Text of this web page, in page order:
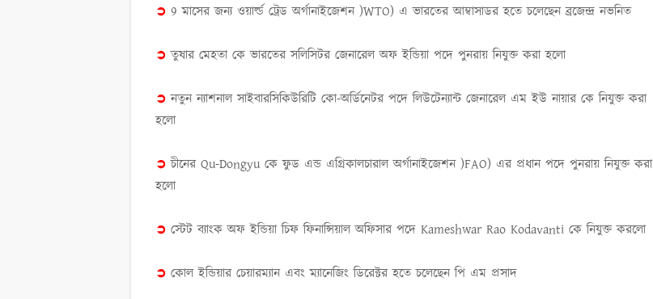
➲ 9মাসের জন্য ওয়ার্ল্ড ট্রেড অর্গানাইজেশন (WTO) এ ভারতের আম্বাসাডর হতে চলেছেন ব্রজেন্দ্র নভনিত
➲ তুষার মেহতা কে ভারতের সলিসিটর জেনারেল অফ ইন্ডিয়া পদে পুনরায় নিযুক্ত করা হলো
➲ নতুন ন্যাশনাল সাইবারসিকিউরিটি কো-অর্ডিনেটর পদে লিউটেন্যান্ট জেনারেল এম ইউ নায়ার কে নিযুক্ত করা
হলো
➲ চীনের Qu-Dongyu কে ফুড এন্ড এগ্রিকালচারাল অর্গানাইজেশন (FAO) এর প্রধান পদে পুনরায় নিযুক্তকরা
হলো
➲ স্টেট ব্যাংক অফ ইন্ডিয়া চিফ ফিনান্সিয়াল অফিসার পদে Kameshwar Rao Kodavanti কে নিযুক্ত করলো
➲ কোল ইন্ডিয়ার চেয়ারম্যান এবং ম্যানেজিং ডিরেক্টর হতে চলেছেন পি এম প্রসাদ